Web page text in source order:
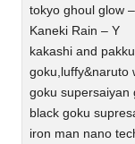
tokyo ghoul glow
Kaneki Rain – Y
kakashi and
goku,luffy&naruto
goku supersaiyan
black goku
iron man nano